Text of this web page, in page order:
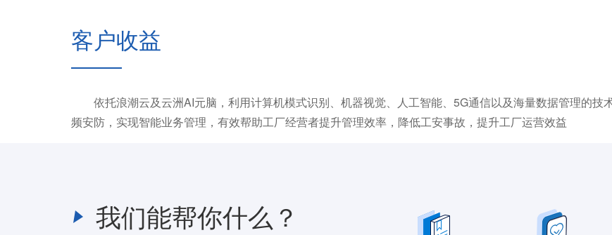
客户收益
依托浪潮云及云洲AI元脑，利用计算机模式识别、机器视觉、人工智能、5G通信以及海量数据管理的技
频安防，实现智能业务管理，有效帮助工厂经营者提升管理效率，降低工安事故，提升工厂运营效益
我们能帮你什么？